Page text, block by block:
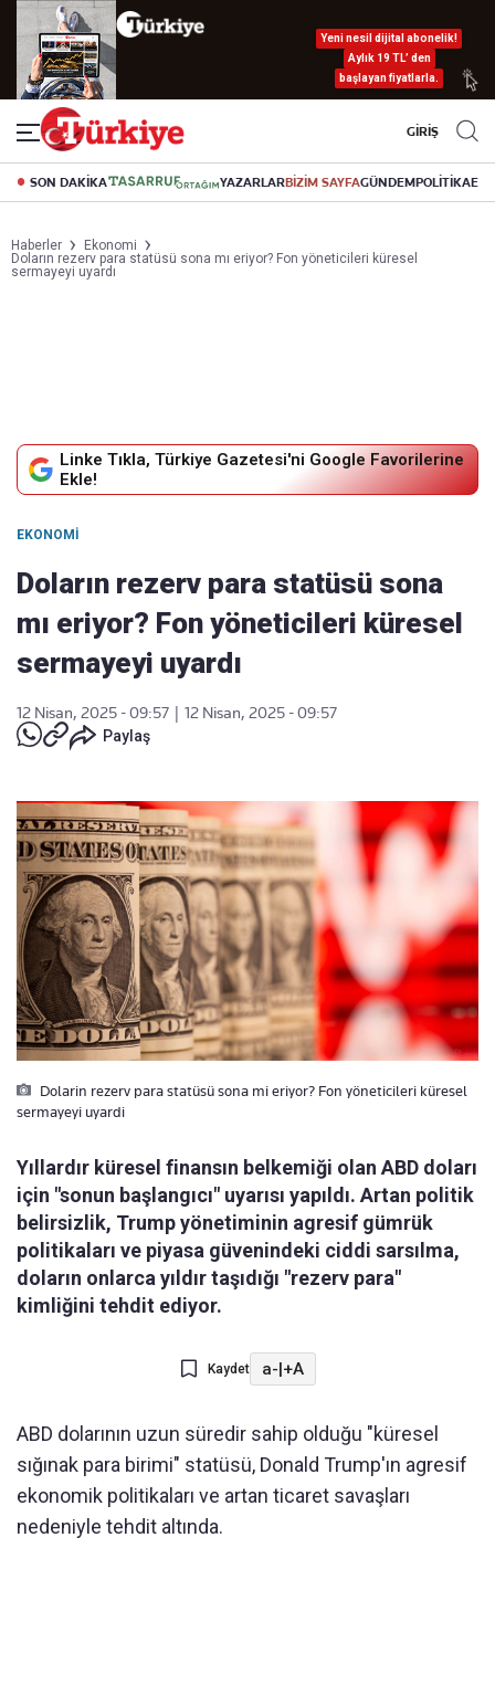
Yeni nesil dijital abonelik!
Aylık 19 TL’ den
başlayan fiyatlarla.
GİRİŞ
SON DAKİKA YAZARLARBİZİM SAYFAGÜNDEMPOLİTİKA
Haberler
Ekonomi
Doların rezerv para statüsü sona mı eriyor? Fon yöneticileri küresel
sermayeyi uyardı
Linke Tıkla, Türkiye Gazetesi'ni Google Favorilerine
Ekle!
EKONOMI
Doların rezerv para statüsü sona
mı eriyor? Fon yöneticileri küresel
sermayeyi uyardı
12 Nisan, 2025 - 09:57
12 Nisan, 2025 - 09:57
Paylaş
Dolarin rezerv para statüsü sona mi eriyor? Fon yöneticileri küresel
sermayeyi uyardi
Yıllardır küresel finansın belkemiği olan ABD doları
için "sonun başlangıcı" uyarısı yapıldı. Artan politik
belirsizlik, Trump yönetiminin agresif gümrük
politikaları ve piyasa güvenindeki ciddi sarsılma,
doların onlarca yıldır taşıdığı "rezerv para"
kimliğini tehdit ediyor.
Kaydet a-|+A
ABD dolarının uzun süredir sahip olduğu "küresel
sığınak para birimi" statüsü, Donald Trump'ın agresif
ekonomik politikaları ve artan ticaret savaşları
nedeniyle tehdit altında.